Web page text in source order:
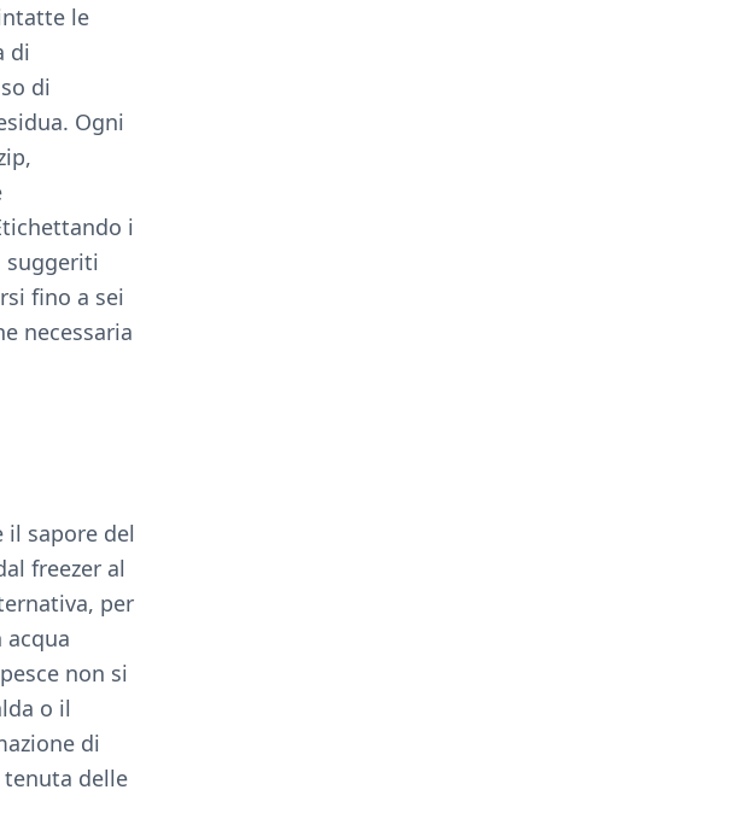
le
di
di
Ogni
i
suggeriti
fino a sei
necessaria
il sapore del
freezer al
per
non si
o il
di
delle